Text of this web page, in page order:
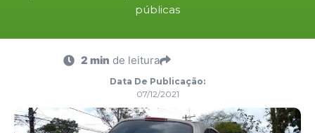
públicas
2 min de leitura
Data De Publicação:
07/12/2021